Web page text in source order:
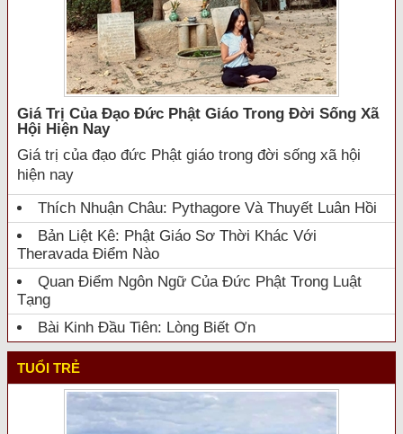
Giá Trị Của Đạo Đức Phật Giáo Trong Đời Sống Xã
Hội Hiện Nay
Giá trị của đạo đức Phật giáo trong đời sống xã hội
hiện nay
Thích Nhuận Châu: Pythagore Và Thuyết Luân Hồi
Bản Liệt Kê: Phật Giáo Sơ Thời Khác Với
Theravada Điểm Nào
Quan Điểm Ngôn Ngữ Của Đức Phật Trong Luật
Tạng
Bài Kinh Đầu Tiên: Lòng Biết Ơn
TUỔI TRẺ